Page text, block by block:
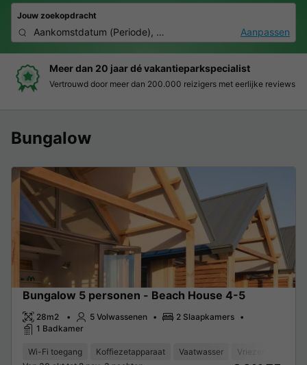
Jouw zoekopdracht
Aankomstdatum (Periode), 2 personen, 0 huisdierAanpassen
Meer dan 20 jaar dé vakantieparkspecialist
Vertrouwd door meer dan 200.000 reizigers met eerlijke reviews
Bungalow
Bungalow 5 personen - Beach House 4-5
28m2 5 Volwassenen
2 Slaapkamers
1 Badkamer
Wi-Fi toegang Koffiezetapparaat Vaatwasser Vriezer